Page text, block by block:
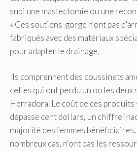
subi une mastectomie ou une
« Ces soutiens-gorge n'ont pas
fabriqués avec des matériaux
pour adapter le drainage.
Ils comprennent des coussinets
celles qui ont perdu un ou les deux
Herradora. Le coût de ces produits
dépasse cent dollars, un chiffre
majorité des femmes bénéficiaires,
nombreux cas, n'ont pas les